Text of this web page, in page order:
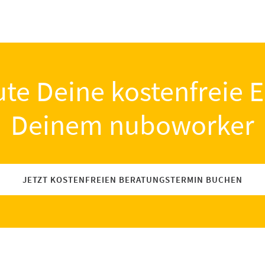
Deine kostenfreie
Deinem nuboworker
JETZT KOSTENFREIEN BERATUNGSTERMIN BUCHEN